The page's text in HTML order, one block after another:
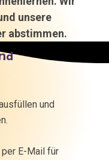
unsere
abstimmen.
und
E-Mail für